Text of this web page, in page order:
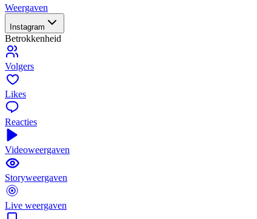
Weergaven
Instagram
Betrokkenheid
Volgers
Likes
Reacties
Videoweergaven
Storyweergaven
Live weergaven